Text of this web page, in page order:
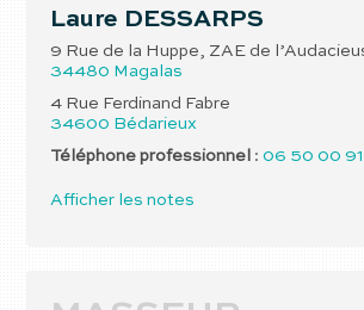
Laure DESSARPS
9 Rue de la Huppe, ZAE de
34480 Magalas
4 Rue Ferdinand Fabre
34600 Bédarieux
Téléphone professionnel : 06 50 00
Afficher les notes